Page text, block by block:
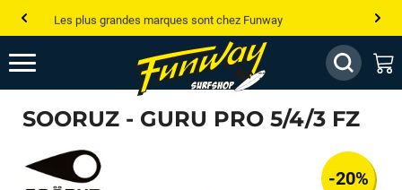
Les plus grandes marques sont chez Funway
Jusqu’à -75% de remise sur le windsurf, wingfoil, etc...
💰 Meilleur prix garanti — Moins cher ailleurs ? On s’aligne !
Besoin de conseils de pro ? Appelle nous !
SOORUZ - GURU PRO 5/4/3 FZ
-20%